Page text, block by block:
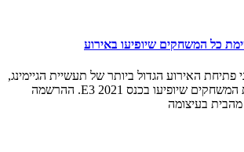
פתיחת האירוע הגדול ביותר של תעשיית הגיימינג,
פורסמו רשימות המשחקים שיופיעו בכנס E3 2021. ההרשמה
מהבית בעיצומה